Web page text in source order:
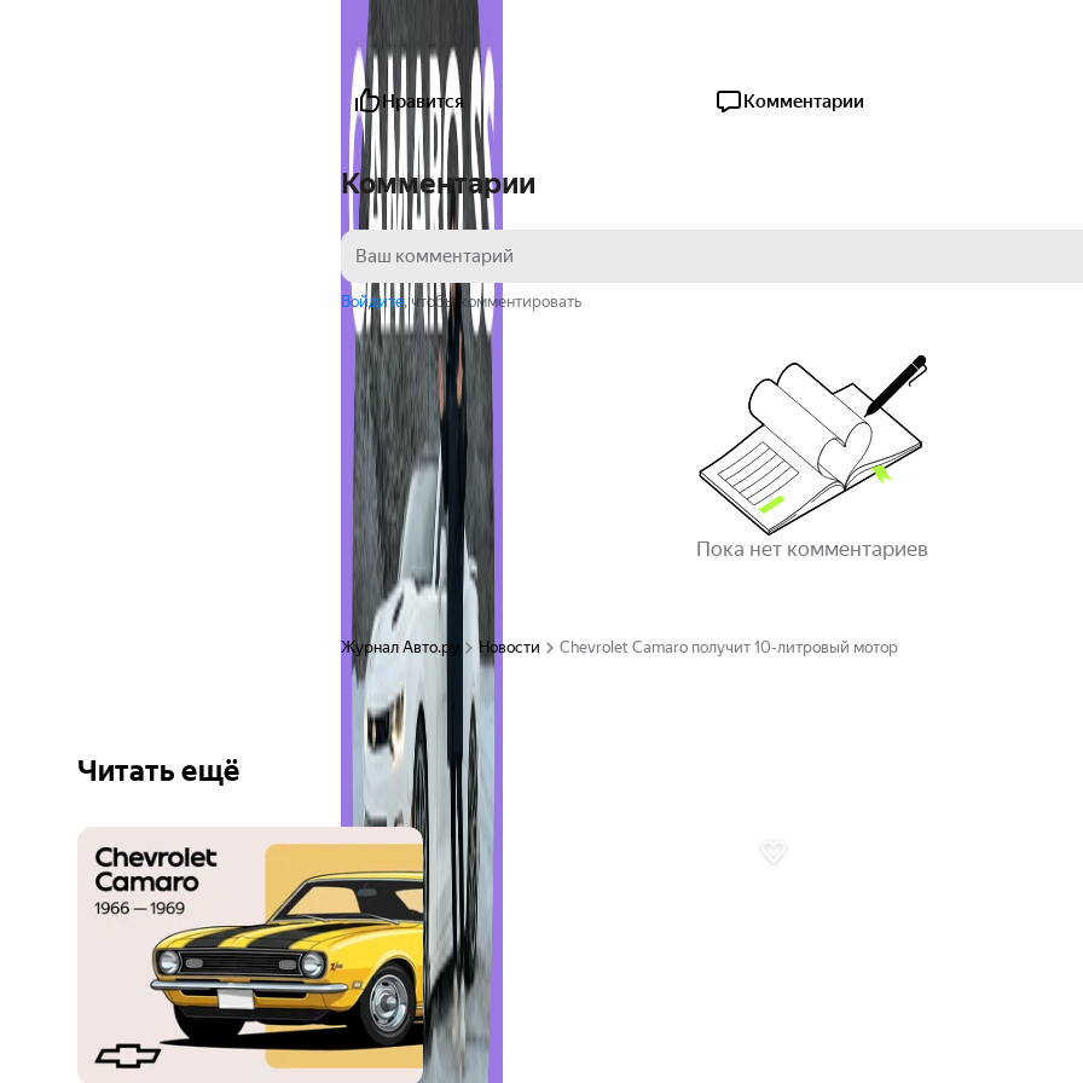
Нравится Комментарии
Комментарии
Войдите, чтобы комментировать
Пока нет комментариев
Журнал Авто.ру Новости Chevrolet Camaro получит 10-литровый мотор
Читать ещё